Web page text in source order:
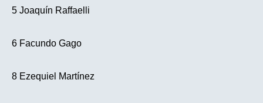
5 Joaquín Raffaelli
6 Facundo Gago
8 Ezequiel Martínez